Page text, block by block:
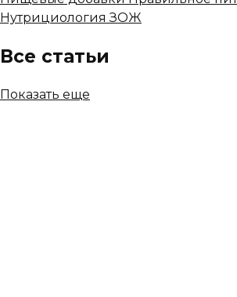
НутрициологияЗОЖ
Все статьи
Показать еще